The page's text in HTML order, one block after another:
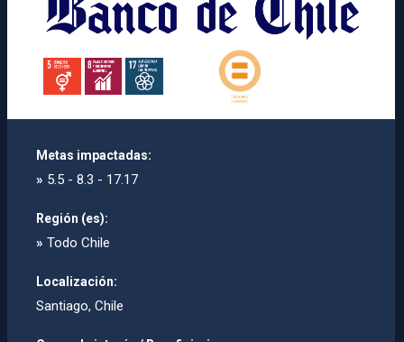
Metas impactadas:
» 5.5 - 8.3 - 17.17
Región (es):
» Todo Chile
Localización:
Santiago, Chile